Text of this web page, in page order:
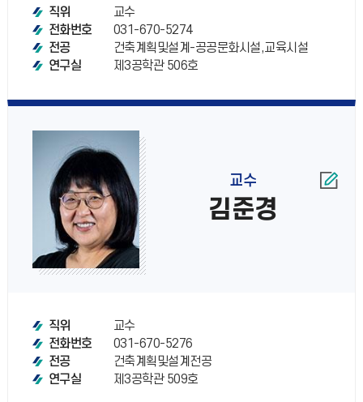
직위
교수
전화번호
031-670-5274
전공
건축계획및설계-공공문화시설,교육시설
연구실
제3공학관 506호
교수
김준경
직위
교수
전화번호
031-670-5276
전공
건축계획및설계전공
연구실
제3공학관 509호